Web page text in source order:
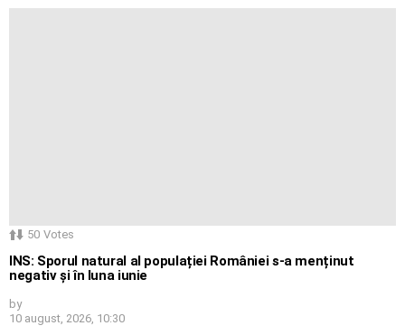
50 Votes
INS: Sporul natural al populației României s-a menținut
negativ și în luna iunie
by
10 august, 2026, 10:30